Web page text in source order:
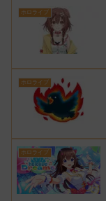
ホロライブ
ホロライブ
ホロライブ